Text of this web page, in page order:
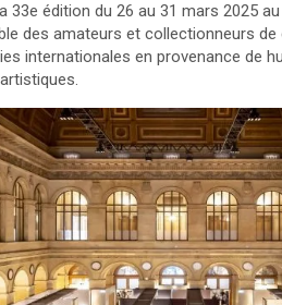
33e édition du 26 au 31 mars 2025
des amateurs et collectionneurs
internationales en provenance de